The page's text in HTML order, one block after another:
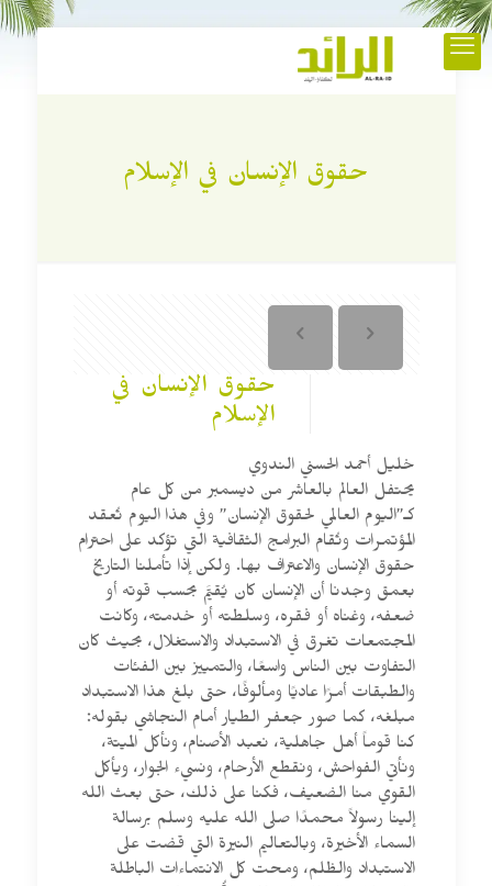
حقوق الإنسان في الإسلام
حقوق الإنسان في
الإسلام
خليل أحمد الحسني الندوي
يحتفل العالم بالعاشر من ديسمبر من كل عام
كـ”اليوم العالمي لحقوق الإنسان” وفي هذا اليوم تُعقد
المؤتمرات وتُقام البرامج الثقافية التي تؤكد على احترام
حقوق الإنسان والاعتراف بها. ولكن إذا تأملنا التاريخ
بعمق وجدنا أن الإنسان كان يُقيَّم بحسب قوته أو
ضعفه، وغناه أو فقره، وسلطته أو خدمته، وكانت
المجتمعات تغرق في الاستبداد والاستغلال، بحيث كان
التفاوت بين الناس واسعًا، والتمييز بين الفئات
والطبقات أمرًا عاديًا ومألوفًا، حتى بلغ هذا الاستبداد
مبلغه، كما صور جعفر الطيار أمام النجاشي بقوله:
كنا قوماً أهل جاهلية، نعبد الأصنام، ونأكل الميتة،
ونأتي الفواحش، ونقطع الأرحام، ونسيء الجوار، ويأكل
القوي منا الضعيف، فكنا على ذلك، حتى بعث الله
إلينا رسولاً محمدًا صلى الله عليه وسلم برسالة
السماء الأخيرة، وبالتعاليم النيرة التي قضت على
الاستبداد والظلم، ومحت كل الانتماءات الباطلة